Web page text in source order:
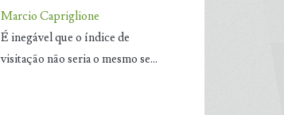
Marcio Capriglione
É inegável que o índice de
visitação não seria o mesmo se…